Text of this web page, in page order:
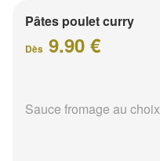
Pâtes poulet curry
Dès 9.90 €
Sauce fromage au choix